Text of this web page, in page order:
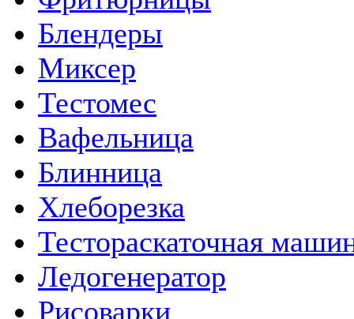
Блендеры
Миксер
Тестомес
Вафельница
Блинница
Хлеборезка
Тестораскаточная
Ледогенератор
Рисоварки